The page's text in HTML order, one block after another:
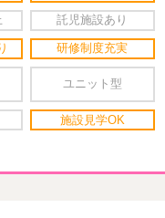
託児施設あり
研修制度充実
ユニット型
施設見学OK